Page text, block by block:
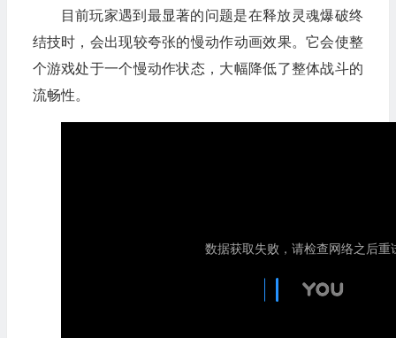
目前玩家遇到最显著的问题是在释放灵魂爆破终
结技时，会出现较夸张的慢动作动画效果。它会使整
个游戏处于一个慢动作状态，大幅降低了整体战斗的
流畅性。